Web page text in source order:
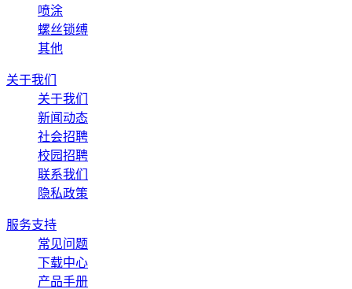
喷涂
螺丝锁缚
其他
关于我们
关于我们
新闻动态
社会招聘
校园招聘
联系我们
隐私政策
服务支持
常见问题
下载中心
产品手册